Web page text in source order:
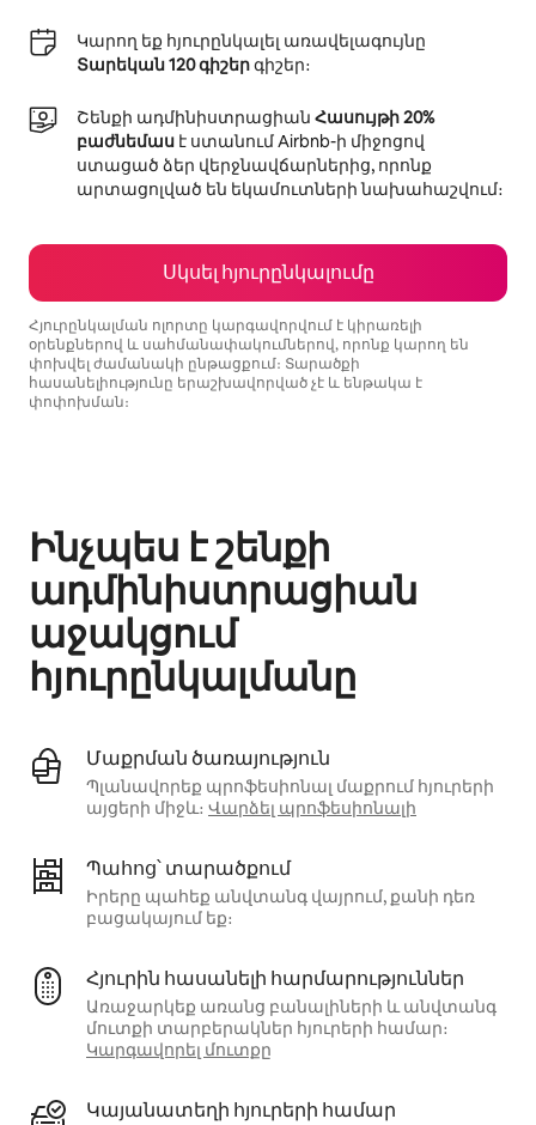
Կարող եք հյուրընկալել առավելագույնը
Տարեկան 120 գիշերգիշեր։
Շենքի ադմինիստրացիան Հասույթի 20%
բաժնեմաս է ստանում Airbnb-ի միջոցով
ստացած ձեր վերջնավճարներից, որոնք
արտացոլված են եկամուտների նախահաշվում։
Սկսել հյուրընկալումը
Հյուրընկալման ոլորտը կարգավորվում է կիրառելի
օրենքներով և սահմանափակումներով, որոնք կարող են
փոխվել ժամանակի ընթացքում։ Տարածքի
հասանելիությունը երաշխավորված չէ և ենթակա է
փոփոխման։
Ինչպես է շենքի
ադմինիստրացիան
աջակցում
հյուրընկալմանը
Մաքրման ծառայություն
Պլանավորեք պրոֆեսիոնալ մաքրում հյուրերի
այցերի միջև։ Վարձել պրոֆեսիոնալի
Պահոց՝ տարածքում
Իրերը պահեք անվտանգ վայրում, քանի դեռ
բացակայում եք։
Հյուրին հասանելի հարմարություններ
Առաջարկեք առանց բանալիների և անվտանգ
մուտքի տարբերակներ հյուրերի համար։
Կարգավորել մուտքը
Կայանատեղի հյուրերի համար